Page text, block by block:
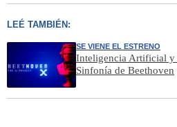
LEÉ TAMBIÉN:
SE VIENE EL ESTRENO
Inteligencia Artificial y
Sinfonía de Beethoven